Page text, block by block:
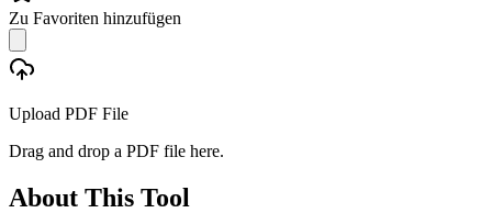
Zu Favoriten hinzufügen
Upload PDF File
Drag and drop a PDF file here.
About This Tool